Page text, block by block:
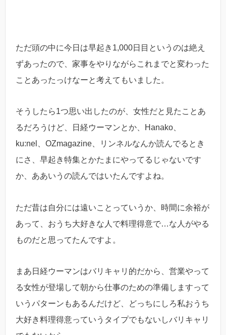
ただ頭の中に今日は早起き1,000日目というのは絶え
ずあったので、家事をやりながらこれまでと変わった
ことあったっけなーと考えてもいました。
そうしたら1つ思い出したのが、女性だと見たことあ
るだろうけど、日経ウーマンとか、Hanako、
ku:nel、OZmagazine、リンネルなんか読んでるとき
にさ、早起き特集とかたまにやってるじゃないです
か、ああいうの読んではいたんですよね。
ただ昔は自分には遠いことっていうか、時間に余裕が
あって、おうち大好きな人で料理得意で…な人がやる
ものだと思ってたんですよ。
まあ日経ウーマンはバリキャリ的だから、営業やって
る女性が登場して朝から仕事のための準備しますって
いうパターンもあるんだけど、どっちにしろ私おうち
大好き料理得意っていうタイプでもないしバリキャリ